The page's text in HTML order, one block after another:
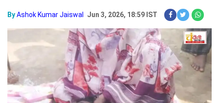
ByAshok Kumar Jaiswal Jun 3, 2026, 18:59 IST